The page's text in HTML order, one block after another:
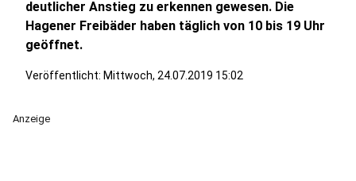
deutlicher Anstieg zu erkennen gewesen. Die
Hagener Freibäder haben täglich von 10 bis 19 Uhr
geöffnet.
Veröffentlicht: Mittwoch, 24.07.2019 15:02
Anzeige